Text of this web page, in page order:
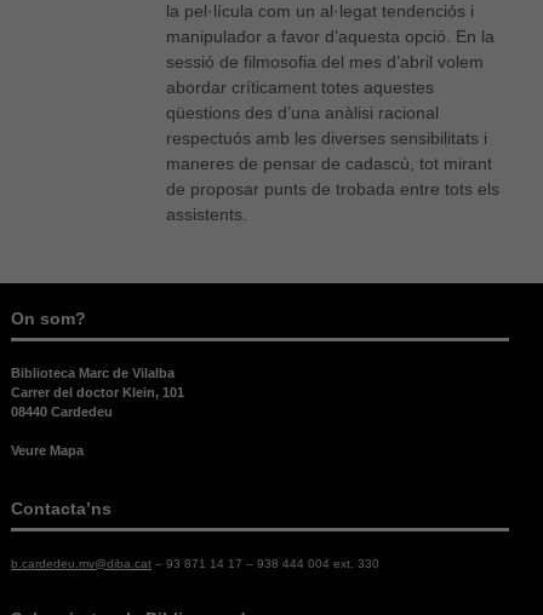
la pel·lícula com un al·legat tendenciós i
manipulador a favor d’aquesta opció. En la
sessió de filmosofia del mes d’abril volem
abordar críticament totes aquestes
qüestions des d’una anàlisi racional
respectuós amb les diverses sensibilitats i
maneres de pensar de cadascú, tot mirant
de proposar punts de trobada entre tots els
assistents.
On som?
Biblioteca Marc de Vilalba
Carrer del doctor Klein, 101
08440 Cardedeu
Veure Mapa
Contacta’ns
b.cardedeu.mv@diba.cat– 93 871 14 17 – 938 444 004 ext. 330
Necessàries
Aquestes
cookies no
són
opcionals,
són
necessàries
per al bon
funcionament
la nostra web
nostre lloc
web funcioni